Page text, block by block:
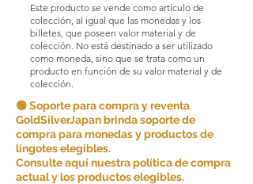
Este producto se vende como artículo de
colección, al igual que las monedas y los
billetes, que poseen valor material y de
colección. No está destinado a ser utilizado
como moneda, sino que se trata como un
producto en función de su valor material y de
colección.
🟢 Soporte para compra y reventa
GoldSilverJapan brinda soporte de
compra para monedas y productos de
lingotes elegibles.
Consulte aquí nuestra política de compra
actual y los productos elegibles.